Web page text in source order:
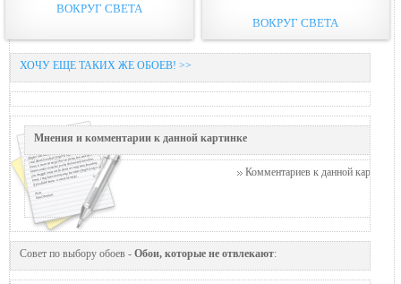
ВОКРУГ СВЕТА
ВОКРУГ СВЕТА
ХОЧУ ЕЩЕ ТАКИХ ЖЕ ОБОЕВ! >>
Мнения и комментарии к данной картинке
Комментариев к данной картинке
Совет по выбору обоев - Обои, которые не отвлекают: